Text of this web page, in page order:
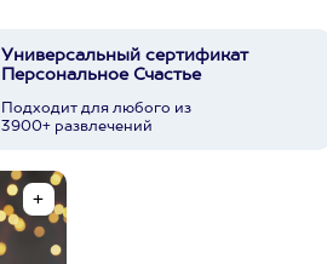
Универсальный сертификат
Персональное Счастье
Подходит для любого из
3900+ развлечений